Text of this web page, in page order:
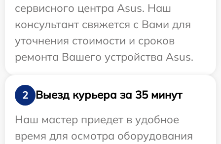
сервисного центра Asus. Наш
консультант свяжется с Вами для
уточнения стоимости и сроков
ремонта Вашего устройства Asus.
2
Выезд курьера за 35 минут
Наш мастер приедет в удобное
время для осмотра оборудования